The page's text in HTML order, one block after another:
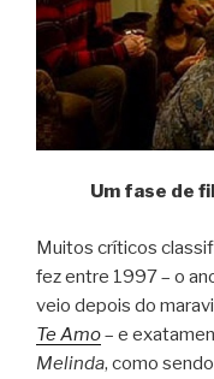
Um fase de
Muitos críticos
fez entre 1997 – o
veio depois do
Te Amo– e
Melinda, como